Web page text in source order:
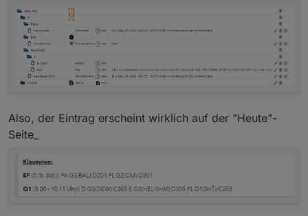
Also, der Eintrag erscheint wirklich auf der "Heute"-
Seite_